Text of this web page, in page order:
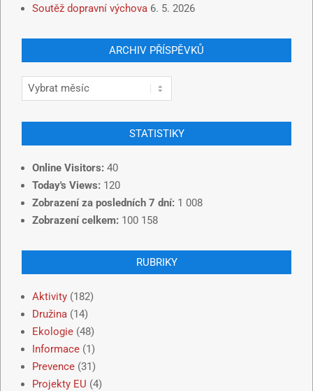
Soutěž dopravní výchova 6. 5. 2026
ARCHIV PŘÍSPĚVKŮ
STATISTIKY
Online Visitors: 40
Today's Views: 120
Zobrazení za posledních 7 dní: 1 008
Zobrazení celkem: 100 158
RUBRIKY
Aktivity (182)
Družina (14)
Ekologie (48)
Informace (1)
Prevence (31)
Projekty EU (4)